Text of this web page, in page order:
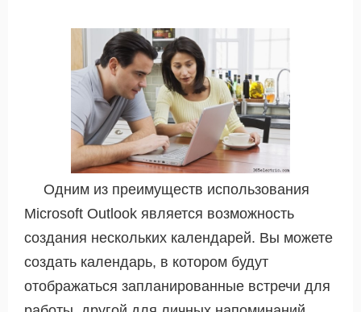
Одним из преимуществ использования
Microsoft Outlook является возможность
создания нескольких календарей. Вы можете
создать календарь, в котором будут
отображаться запланированные встречи для